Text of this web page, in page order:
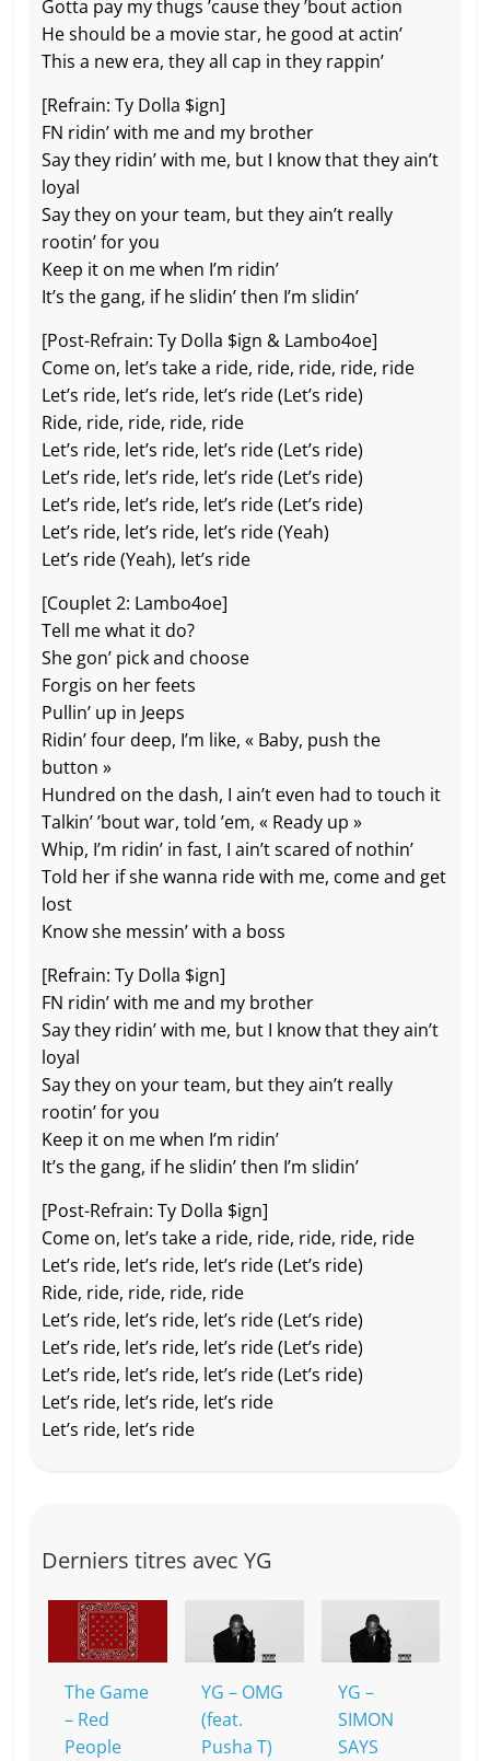
Gotta pay my thugs ’cause they ’bout action
He should be a movie star, he good at actin’
This a new era, they all cap in they rappin’
[Refrain: Ty Dolla $ign]
FN ridin’ with me and my brother
Say they ridin’ with me, but I know that they ain’t
loyal
Say they on your team, but they ain’t really
rootin’ for you
Keep it on me when I’m ridin’
It’s the gang, if he slidin’ then I’m slidin’
[Post-Refrain: Ty Dolla $ign & Lambo4oe]
Come on, let’s take a ride, ride, ride, ride, ride
Let’s ride, let’s ride, let’s ride (Let’s ride)
Ride, ride, ride, ride, ride
Let’s ride, let’s ride, let’s ride (Let’s ride)
Let’s ride, let’s ride, let’s ride (Let’s ride)
Let’s ride, let’s ride, let’s ride (Let’s ride)
Let’s ride, let’s ride, let’s ride (Yeah)
Let’s ride (Yeah), let’s ride
[Couplet 2: Lambo4oe]
Tell me what it do?
She gon’ pick and choose
Forgis on her feets
Pullin’ up in Jeeps
Ridin’ four deep, I’m like, « Baby, push the
button »
Hundred on the dash, I ain’t even had to touch it
Talkin’ ’bout war, told ’em, « Ready up »
Whip, I’m ridin’ in fast, I ain’t scared of nothin’
Told her if she wanna ride with me, come and get
lost
Know she messin’ with a boss
[Refrain: Ty Dolla $ign]
FN ridin’ with me and my brother
Say they ridin’ with me, but I know that they ain’t
loyal
Say they on your team, but they ain’t really
rootin’ for you
Keep it on me when I’m ridin’
It’s the gang, if he slidin’ then I’m slidin’
[Post-Refrain: Ty Dolla $ign]
Come on, let’s take a ride, ride, ride, ride, ride
Let’s ride, let’s ride, let’s ride (Let’s ride)
Ride, ride, ride, ride, ride
Let’s ride, let’s ride, let’s ride (Let’s ride)
Let’s ride, let’s ride, let’s ride (Let’s ride)
Let’s ride, let’s ride, let’s ride (Let’s ride)
Let’s ride, let’s ride, let’s ride
Let’s ride, let’s ride
Derniers titres avec YG
The Game
– Red
People
YG – OMG
(feat.
Pusha T)
YG –
SIMON
SAYS